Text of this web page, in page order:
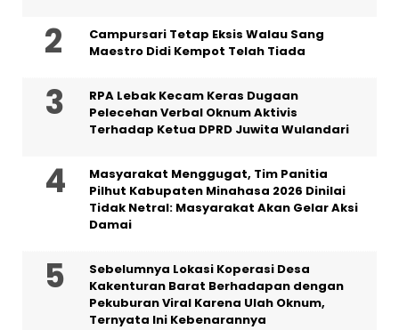
Campursari Tetap Eksis Walau Sang
Maestro Didi Kempot Telah Tiada
RPA Lebak Kecam Keras Dugaan
Pelecehan Verbal Oknum Aktivis
Terhadap Ketua DPRD Juwita Wulandari
Masyarakat Menggugat, Tim Panitia
Pilhut Kabupaten Minahasa 2026 Dinilai
Tidak Netral: Masyarakat Akan Gelar Aksi
Damai
Sebelumnya Lokasi Koperasi Desa
Kakenturan Barat Berhadapan dengan
Pekuburan Viral Karena Ulah Oknum,
Ternyata Ini Kebenarannya